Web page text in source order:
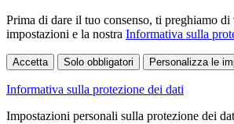
Prima di dare il tuo consenso, ti preghiamo
impostazioni e la nostra Informativa sulla
Accetta Solo obbligatori Personalizza le
Informativa sulla protezione dei dati
Impostazioni personali sulla protezione dei